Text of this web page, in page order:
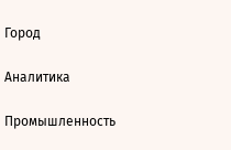
Город
Аналитика
Промышленность